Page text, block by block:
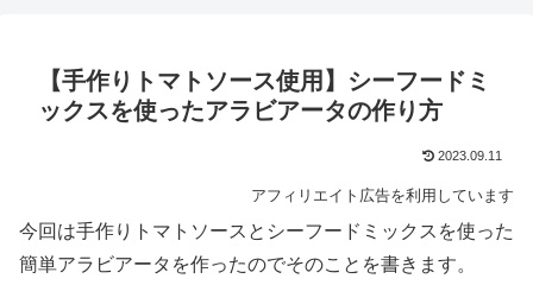
【手作りトマトソース使用】シーフードミ
ックスを使ったアラビアータの作り方
2023.09.11
アフィリエイト広告を利用しています
今回は手作りトマトソースとシーフードミックスを使った
簡単アラビアータを作ったのでそのことを書きます。